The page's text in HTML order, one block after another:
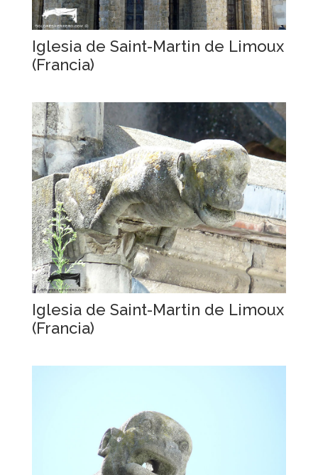
Iglesia de Saint-Martin de Limoux
(Francia)
Iglesia de Saint-Martin de Limoux
(Francia)